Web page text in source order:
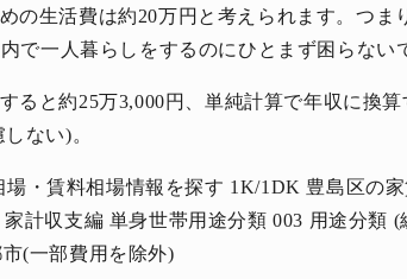
らしを豊かに楽しむ上質な体験。
の生活費は約20万円と考えられます。つま
で一人暮らしをするのにひとまず困らない
ると約25万3,000円、単純計算で年収に換算
ない)。
・賃料相場情報を探す 1K/1DK 豊島区の
計収支編 単身世帯用途分類 003 用途分類
(一部費用を除外)